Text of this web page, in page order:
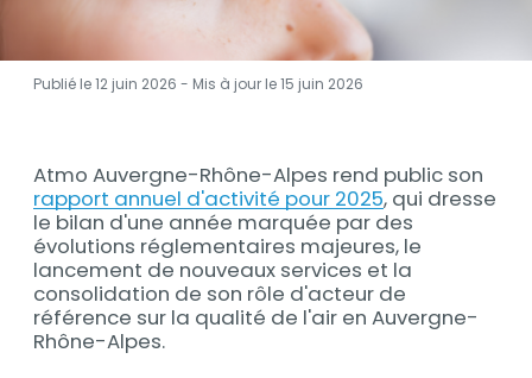
Publié le 12 juin 2026 - Mis à jour le15 juin 2026
Contenu
Atmo Auvergne-Rhône-Alpes rend public son
rapport annuel d'activité pour 2025, qui dresse
le bilan d'une année marquée par des
évolutions réglementaires majeures, le
lancement de nouveaux services et la
consolidation de son rôle d'acteur de
référence sur la qualité de l'air en Auvergne-
Rhône-Alpes.